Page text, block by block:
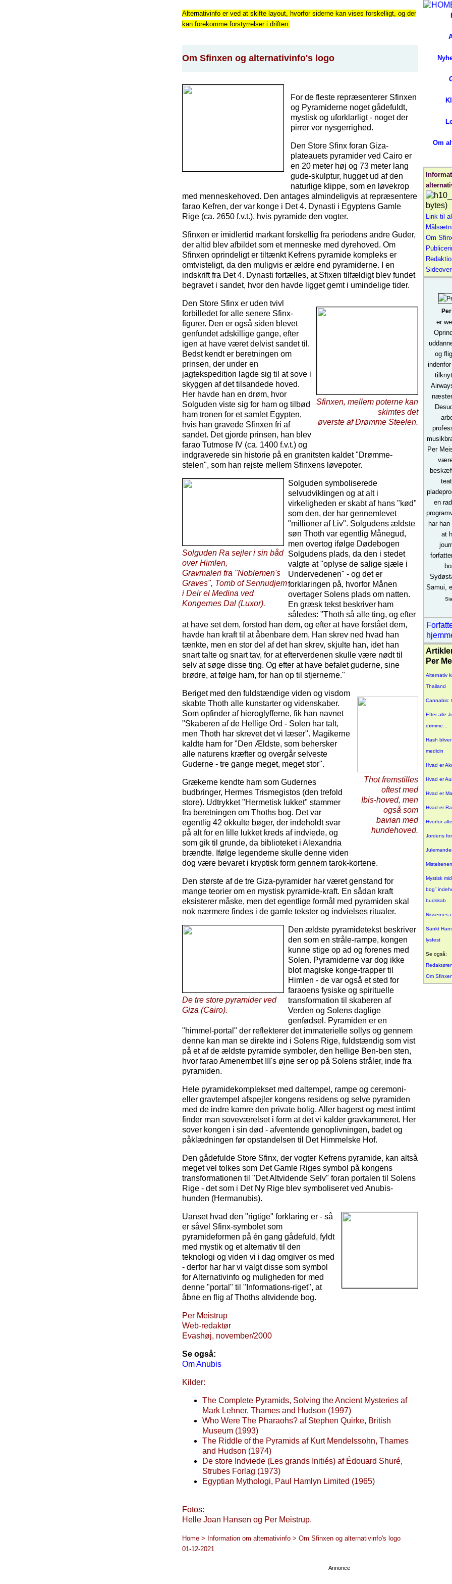
Alternativinfo er ved at skifte layout, hvorfor siderne kan vises forskelligt, og der
kan forekomme forstyrrelser i driften.
Om Sfinxen og alternativinfo's logo
For de fleste repræsenterer Sfinxen
og Pyramiderne noget gådefuldt,
mystisk og uforklarligt - noget der
pirrer vor nysgerrighed.
Den Store Sfinx foran Giza-
plateauets pyramider ved Cairo er
en 20 meter høj og 73 meter lang
gude-skulptur, hugget ud af den
naturlige klippe, som en løvekrop
med menneskehoved. Den antages almindeligvis at repræsentere
farao Kefren, der var konge i Det 4. Dynasti i Egyptens Gamle
Rige (ca. 2650 f.v.t.), hvis pyramide den vogter.
Sfinxen er imidlertid markant forskellig fra periodens andre Guder,
der altid blev afbildet som et menneske med dyrehoved. Om
Sfinxen oprindeligt er tiltænkt Kefrens pyramide kompleks er
omtvisteligt, da den muligvis er ældre end pyramiderne. I en
indskrift fra Det 4. Dynasti fortælles, at Sfixen tilfældigt blev fundet
begravet i sandet, hvor den havde ligget gemt i umindelige tider.
Sfinxen, mellem poterne kan
skimtes det
øverste af Drømme Steelen.
Den Store Sfinx er uden tvivl
forbilledet for alle senere Sfinx-
figurer. Den er også siden blevet
genfundet adskillige gange, efter
igen at have været delvist sandet til.
Bedst kendt er beretningen om
prinsen, der under en
jagtekspedition lagde sig til at sove i
skyggen af det tilsandede hoved.
Her havde han en drøm, hvor
Solguden viste sig for ham og tilbød
ham tronen for et samlet Egypten,
hvis han gravede Sfinxen fri af
sandet. Det gjorde prinsen, han blev
farao Tutmose IV (ca. 1400 f.v.t.) og
indgraverede sin historie på en granitsten kaldet "Drømme-
stelen", som han rejste mellem Sfinxens løvepoter.
Solguden Ra sejler i sin båd
over Himlen,
Gravmaleri fra "Noblemen's
Graves", Tomb of Sennudjem
i Deir el Medina ved
Kongernes Dal (Luxor).
Solguden symboliserede
selvudviklingen og at alt i
virkeligheden er skabt af hans "kød"
som den, der har gennemlevet
"millioner af Liv". Solgudens ældste
søn Thoth var egentlig Månegud,
men overtog ifølge Dødebogen
Solgudens plads, da den i stedet
valgte at "oplyse de salige sjæle i
Undervedenen" - og det er
forklaringen på, hvorfor Månen
overtager Solens plads om natten.
En græsk tekst beskriver ham
således: "Thoth så alle ting, og efter
at have set dem, forstod han dem, og efter at have forstået dem,
havde han kraft til at åbenbare dem. Han skrev ned hvad han
tænkte, men en stor del af det han skrev, skjulte han, idet han
snart talte og snart tav, for at efterverdenen skulle være nødt til
selv at søge disse ting. Og efter at have befalet guderne, sine
brødre, at følge ham, for han op til stjernerne."
Thot fremstilles
oftest med
Ibis-hoved, men
også som
bavian med
hundehoved.
Beriget med den fuldstændige viden og visdom
skabte Thoth alle kunstarter og videnskaber.
Som opfinder af hieroglyfferne, fik han navnet
"Skaberen af de Hellige Ord - Solen har talt,
men Thoth har skrevet det vi læser". Magikerne
kaldte ham for "Den Ældste, som behersker
alle naturens kræfter og overgår selveste
Guderne - tre gange meget, meget stor".
Grækerne kendte ham som Gudernes
budbringer, Hermes Trismegistos (den trefold
store). Udtrykket "Hermetisk lukket" stammer
fra beretningen om Thoths bog. Det var
egentlig 42 okkulte bøger, der indeholdt svar
på alt for en lille lukket kreds af indviede, og
som gik til grunde, da biblioteket i Alexandria
brændte. Ifølge legenderne skulle denne viden
dog være bevaret i kryptisk form gennem tarok-kortene.
Den største af de tre Giza-pyramider har været genstand for
mange teorier om en mystisk pyramide-kraft. En sådan kraft
eksisterer måske, men det egentlige formål med pyramiden skal
nok nærmere findes i de gamle tekster og indvielses ritualer.
De tre store pyramider ved
Giza (Cairo).
Den ældste pyramidetekst beskriver
den som en stråle-rampe, kongen
kunne stige op ad og forenes med
Solen. Pyramiderne var dog ikke
blot magiske konge-trapper til
Himlen - de var også et sted for
faraoens fysiske og spirituelle
transformation til skaberen af
Verden og Solens daglige
genfødsel. Pyramiden er en
"himmel-portal" der reflekterer det immaterielle sollys og gennem
denne kan man se direkte ind i Solens Rige, fuldstændig som vist
på et af de ældste pyramide symboler, den hellige Ben-ben sten,
hvor farao Amenembet III's øjne ser op på Solens stråler, inde fra
pyramiden.
Hele pyramidekomplekset med daltempel, rampe og ceremoni-
eller gravtempel afspejler kongens residens og selve pyramiden
med de indre kamre den private bolig. Aller bagerst og mest intimt
finder man soveværelset i form at det vi kalder gravkammeret. Her
sover kongen i sin død - afventende genoplivningen, badet og
påklædningen før opstandelsen til Det Himmelske Hof.
Den gådefulde Store Sfinx, der vogter Kefrens pyramide, kan altså
meget vel tolkes som Det Gamle Riges symbol på kongens
transformationen til "Det Altvidende Selv" foran portalen til Solens
Rige - det som i Det Ny Rige blev symboliseret ved Anubis-
hunden (Hermanubis).
Uanset hvad den "rigtige" forklaring er - så
er såvel Sfinx-symbolet som
pyramideformen på én gang gådefuld, fyldt
med mystik og et alternativ til den
teknologi og viden vi i dag omgiver os med
- derfor har har vi valgt disse som symbol
for Alternativinfo og muligheden for med
denne "portal" til "Informations-riget", at
åbne en flig af Thoths altvidende bog.
Per Meistrup
Web-redaktør
Evashøj, november/2000
Se også:
Om Anubis
Kilder:
The Complete Pyramids, Solving the Ancient Mysteries af
Mark Lehner, Thames and Hudson (1997)
Who Were The Pharaohs? af Stephen Quirke, British
Museum (1993)
The Riddle of the Pyramids af Kurt Mendelssohn, Thames
and Hudson (1974)
De store Indviede (Les grands Initiés) af Édouard Shuré,
Strubes Forlag (1973)
Egyptian Mythologi, Paul Hamlyn Limited (1965)
Fotos:
Helle Joan Hansen og Per Meistrup.
Home > Information om alternativinfo > Om Sfinxen og alternativinfo's logo
01-12-2021
Om
Link til
Om
er
og
Per
en
har
at
Samui,
Per
Alternativ
Thailand
Cannabis:
Efter alle
dømme...
Hash
medicin
Hvad er
Hvad er
Hvad er
Hvad er
Hvorfor
Jordens
Mystisk
bog”
budskab
Nissernes
Sankt
lysfest
Se også:
Om Sfinxen
Annonce